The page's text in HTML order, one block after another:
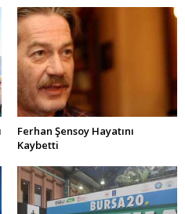
Ferhan Şensoy Hayatını
Kaybetti